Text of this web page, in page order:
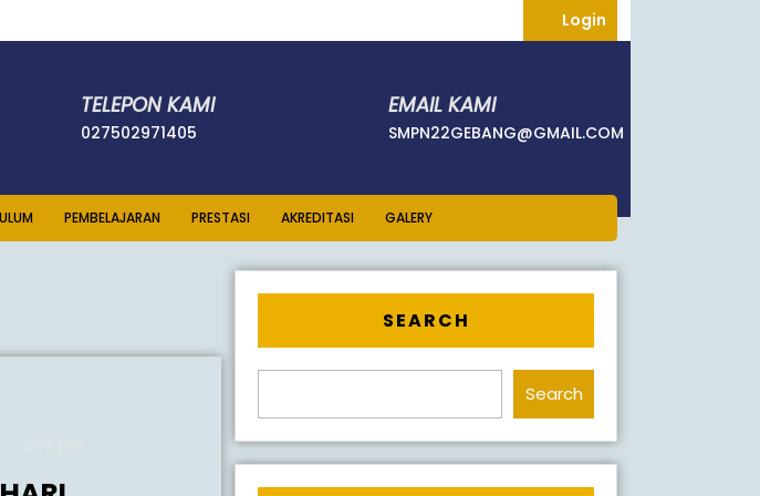
Login
TELEPON KAMI
027502971405
EMAIL KAMI
SMPN22GEBANG@GMAIL.COM
PEMBELAJARAN PRESTASI AKREDITASI GALERY
SEARCH
Search